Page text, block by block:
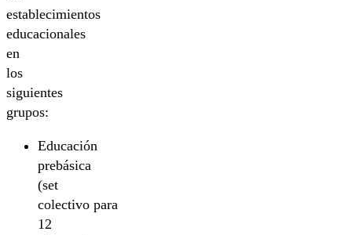
establecimientos
educacionales
en
los
siguientes
grupos:
Educación
prebásica
(set
colectivo para
12